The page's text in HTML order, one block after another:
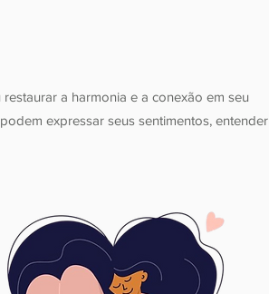
a harmonia e a conexão em seu
expressar seus sentimentos, entender